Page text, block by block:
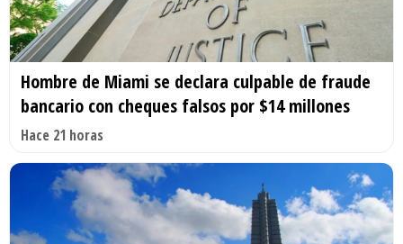
Hombre de Miami se declara culpable de fraude
bancario con cheques falsos por $14 millones
Hace 21 horas